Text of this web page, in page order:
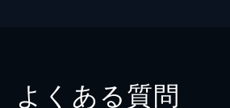
よくある質問